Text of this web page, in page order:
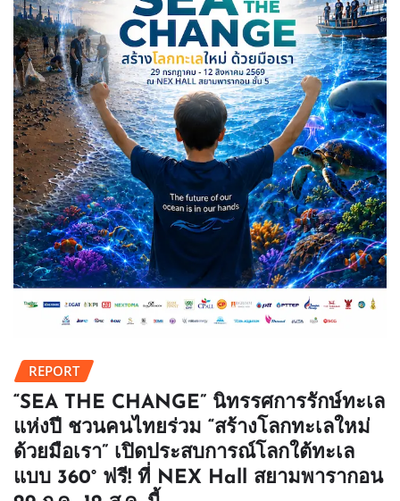
REPORT
“SEA THE CHANGE” นิทรรศการรักษ์ทะเล
แห่งปี ชวนคนไทยร่วม “สร้างโลกทะเลใหม่
ด้วยมือเรา” เปิดประสบการณ์โลกใต้ทะเล
แบบ 360° ฟรี! ที่ NEX Hall สยามพารากอน